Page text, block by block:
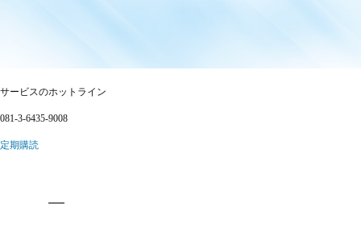
サービスのホットライン
081-3-6435-9008
定期購読